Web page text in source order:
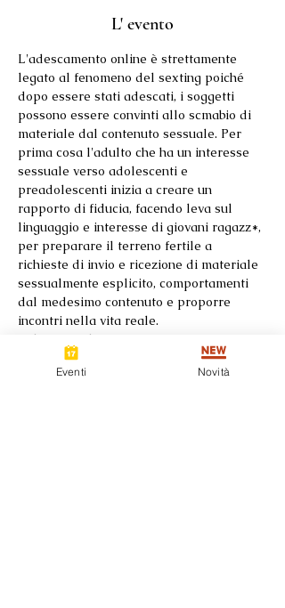
L' evento
L'adescamento online è strettamente
legato al fenomeno del sexting poiché
dopo essere stati adescati, i soggetti
possono essere convinti allo scmabio di
materiale dal contenuto sessuale. Per
prima cosa l'adulto che ha un interesse
sessuale verso adolescenti e
preadolescenti inizia a creare un
rapporto di fiducia, facendo leva sul
linguaggio e interesse di giovani ragazz*,
per preparare il terreno fertile a
richieste di invio e ricezione di materiale
sessualmente esplicito, comportamenti
dal medesimo contenuto e proporre
incontri nella vita reale.
Relatrice: Silvia Bassi
Eventi Novità